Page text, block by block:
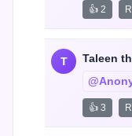
👍 2
T Taleen
👍 3